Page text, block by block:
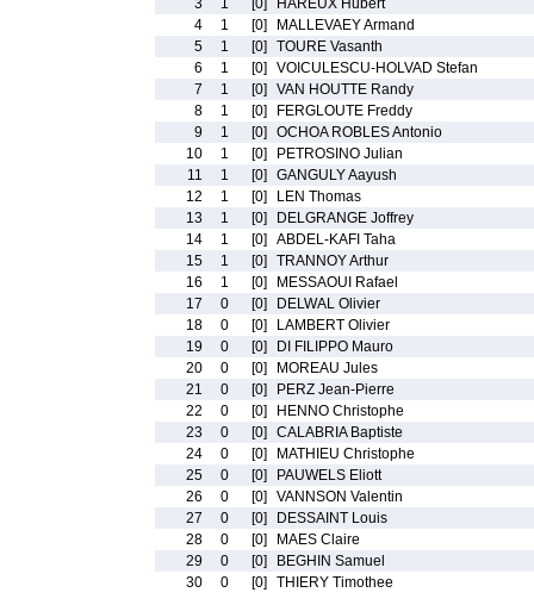
3
1 [0]
HAREUX Hubert
4
1 [0]
MALLEVAEY Armand
5
1 [0]
TOURE Vasanth
6
1 [0]
VOICULESCU-HOLVAD Stefan
7
1 [0]
VAN HOUTTE Randy
8
1 [0]
FERGLOUTE Freddy
9
1 [0]
OCHOA ROBLES Antonio
10
1 [0]
PETROSINO Julian
11
1 [0]
GANGULY Aayush
12
1 [0]
LEN Thomas
13
1 [0]
DELGRANGE Joffrey
14
1 [0]
ABDEL-KAFI Taha
15
1 [0]
TRANNOY Arthur
16
1 [0]
MESSAOUI Rafael
17
0 [0]
DELWAL Olivier
18
0 [0]
LAMBERT Olivier
19
0 [0]
DI FILIPPO Mauro
20
0 [0]
MOREAU Jules
21
0 [0]
PERZ Jean-Pierre
22
0 [0]
HENNO Christophe
23
0 [0]
CALABRIA Baptiste
24
0 [0]
MATHIEU Christophe
25
0 [0]
PAUWELS Eliott
26
0 [0]
VANNSON Valentin
27
0 [0]
DESSAINT Louis
28
0 [0]
MAES Claire
29
0 [0]
BEGHIN Samuel
30
0 [0] THIERY Timothee